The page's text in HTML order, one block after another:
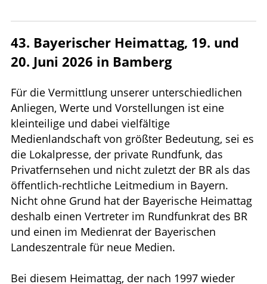
43. Bayerischer Heimattag, 19. und
20. Juni 2026 in Bamberg
Für die Vermittlung unserer unterschiedlichen
Anliegen, Werte und Vorstellungen ist eine
kleinteilige und dabei vielfältige
Medienlandschaft von größter Bedeutung, sei es
die Lokalpresse, der private Rundfunk, das
Privatfernsehen und nicht zuletzt der BR als das
öffentlich-rechtliche Leitmedium in Bayern.
Nicht ohne Grund hat der Bayerische Heimattag
deshalb einen Vertreter im Rundfunkrat des BR
und einen im Medienrat der Bayerischen
Landeszentrale für neue Medien.
Bei diesem Heimattag, der nach 1997 wieder